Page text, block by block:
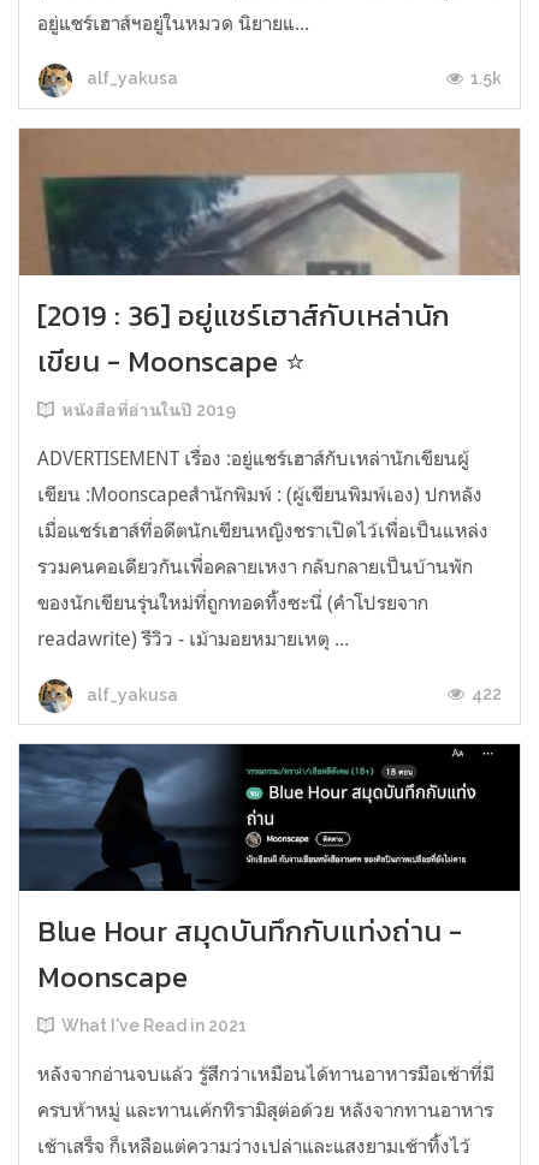
อยู่แชร์เฮาส์ฯอยู่ในหมวด นิยายแ...
alf_yakusa 1.5k
[2019 : 36] อยู่แชร์เฮาส์กับเหล่านัก
เขียน - Moonscape ⭐️
หนังสือที่อ่านในปี 2019
ADVERTISEMENT เรื่อง :อยู่แชร์เฮาส์กับเหล่านักเขียนผู้
เขียน :Moonscapeสำนักพิมพ์ : (ผู้เขียนพิมพ์เอง) ปกหลัง
เมื่อแชร์เฮาส์ที่อดีตนักเขียนหญิงชราเปิดไว้เพื่อเป็นแหล่ง
รวมคนคอเดียวกันเพื่อคลายเหงา กลับกลายเป็นบ้านพัก
ของนักเขียนรุ่นใหม่ที่ถูกทอดทิ้งซะนี่ (คำโปรยจาก
readawrite) รีวิว - เม้ามอยหมายเหตุ ...
alf_yakusa 422
Blue Hour สมุดบันทึกกับแท่งถ่าน -
Moonscape
What I've Read in 2021
หลังจากอ่านจบแล้ว รู้สึกว่าเหมือนได้ทานอาหารมือเช้าที่มี
ครบห้าหมู่ และทานเค้กทิรามิสุต่อด้วย หลังจากทานอาหาร
เช้าเสร็จ ก็เหลือแต่ความว่างเปล่าและแสงยามเช้าทิ้งไว้